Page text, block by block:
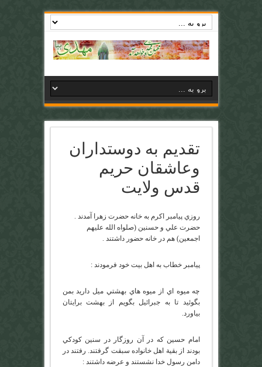
تقدیم به دوستداران
وعاشقان حریم
قدس ولایت
روزي پيامبر اكرم به خانه حضرت زهرا آمدند .
حضرت علي و حسنين (صلو اه الله عليهم
اجمعين) هم در خانه حضور داشتند .
پيامبر خطاب به اهل بيت خود فرمودند :
چه ميوه اي از ميوه هاي بهشتي ميل داريد بمن
بگوئيد تا به جبرائيل بگويم از بهشت برايتان
بياورد.
امام حسين كه در آن روزگار در سنين كودكي
بودند از بقية اهل خانواده سبقت گرفتند. رفتند در
دامن رسول خدا نشستند و عرضه داشتند :